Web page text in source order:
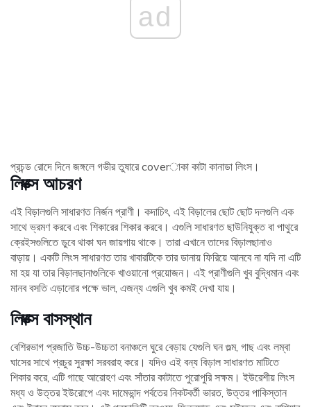
ad
প্রচন্ড রোদে দিনে জঙ্গলে গভীর তুষারে coverাকা কাটা কানাডা লিংস।
লিঙ্ক্স আচরণ
এই বিড়ালগুলি সাধারণত নির্জন প্রাণী। কদাচিৎ, এই বিড়ালের ছোট ছোট দলগুলি এক
সাথে ভ্রমণ করবে এবং শিকারের শিকার করবে। এগুলি সাধারণত ছাউনিযুক্ত বা পাথুরে
ক্রেইসগুলিতে ডুবে থাকা ঘন জায়গায় থাকে। তারা এখানে তাদের বিড়ালছানাও
বাড়ায়। একটি লিংস সাধারণত তার খাবারটিকে তার ডানায় ফিরিয়ে আনবে না যদি না এটি
মা হয় যা তার বিড়ালছানাগুলিকে খাওয়ানো প্রয়োজন। এই প্রাণীগুলি খুব বুদ্ধিমান এবং
মানব বসতি এড়ানোর পক্ষে ভাল, এজন্য এগুলি খুব কমই দেখা যায়।
লিঙ্ক্স বাসস্থান
বেশিরভাগ প্রজাতি উচ্চ-উচ্চতা বনাঞ্চলে ঘুরে বেড়ায় যেগুলি ঘন গুল্ম, গাছ এবং লম্বা
ঘাসের সাথে প্রচুর সুরক্ষা সরবরাহ করে। যদিও এই বন্য বিড়াল সাধারণত মাটিতে
শিকার করে, এটি গাছে আরোহণ এবং সাঁতার কাটাতে পুরোপুরি সক্ষম। ইউরেশীয় লিংস
মধ্য ও উত্তর ইউরোপে এবং দামেভান্দ পর্বতের নিকটবর্তী ভারত, উত্তর পাকিস্তান